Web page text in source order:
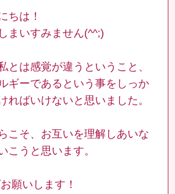
ちは！
まいすみません(^^;)
とは感覚が違うということ、
ギーであるという事をしっか
ればいけないと思いました。
こそ、お互いを理解しあいな
こうと思います。
願いします！